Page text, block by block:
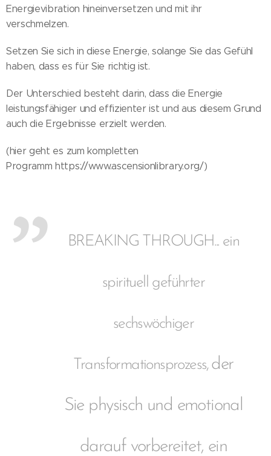
Energievibration hineinversetzen und mit ihr
verschmelzen.
Setzen Sie sich in diese Energie, solange Sie das Gefühl
haben, dass es für Sie richtig ist.
Der Unterschied besteht darin, dass die Energie
leistungsfähiger und effizienter ist und aus diesem Grund
auch die Ergebnisse erzielt werden.
(hier geht es zum kompletten
Programm https://www.ascensionlibrary.org/)
BREAKING THROUGH... ein
spirituell geführter
sechswöchiger
Transformationsprozess, der
Sie physisch und emotional
darauf vorbereitet, ein